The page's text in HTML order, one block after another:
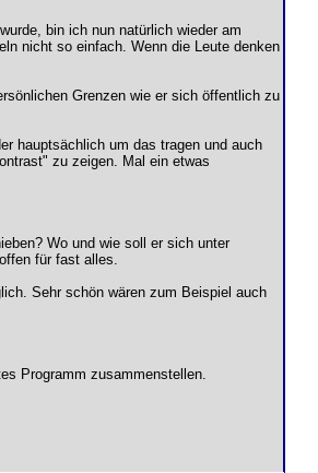
bin ich nun natürlich wieder am
nicht so einfach. Wenn die Leute denken
Grenzen wie er sich öffentlich zu
hauptsächlich um das tragen und auch
zu zeigen. Mal ein etwas
Wo und wie soll er sich unter
für fast alles.
Sehr schön wären zum Beispiel auch
Programm zusammenstellen.